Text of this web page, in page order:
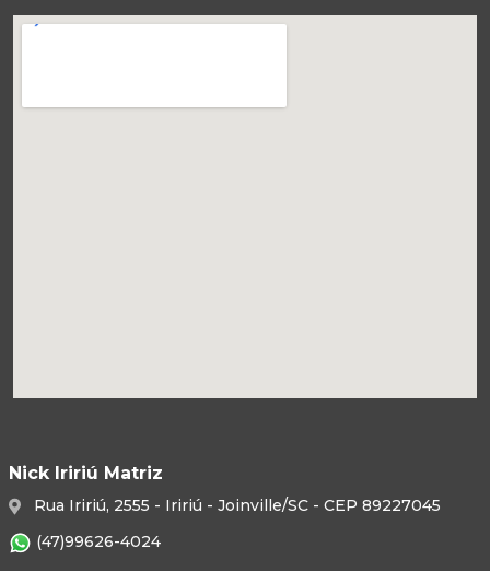
Nick Iririú Matriz
Rua Iririú, 2555 - Iririú - Joinville/SC - CEP 89227045
(47)99626-4024